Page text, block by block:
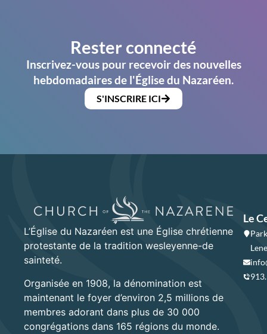
Rester connecté
Inscrivez-vous pour recevoir des nouvelles
hebdomadaires de l'Église du Nazaréen.
S'INSCRIRE ICI
L’Église du Nazaréen est une Église chrétienne
protestante de la tradition wesleyenne-de
sainteté.
Organisée en 1908, la dénomination est
maintenant le foyer d’environ 2,5 millions de
membres adorant dans plus de 30 000
congrégations dans 165 régions du monde.
Le